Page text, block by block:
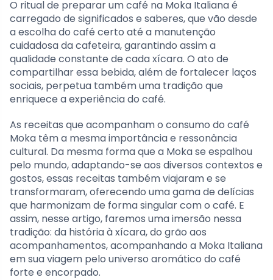
O ritual de preparar um café na Moka Italiana é
carregado de significados e saberes, que vão desde
a escolha do café certo até a manutenção
cuidadosa da cafeteira, garantindo assim a
qualidade constante de cada xícara. O ato de
compartilhar essa bebida, além de fortalecer laços
sociais, perpetua também uma tradição que
enriquece a experiência do café.
As receitas que acompanham o consumo do café
Moka têm a mesma importância e ressonância
cultural. Da mesma forma que a Moka se espalhou
pelo mundo, adaptando-se aos diversos contextos e
gostos, essas receitas também viajaram e se
transformaram, oferecendo uma gama de delícias
que harmonizam de forma singular com o café. E
assim, nesse artigo, faremos uma imersão nessa
tradição: da história à xícara, do grão aos
acompanhamentos, acompanhando a Moka Italiana
em sua viagem pelo universo aromático do café
forte e encorpado.